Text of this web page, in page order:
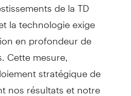
la technologie exige
en profondeur de
Cette mesure,
stratégique de
nos résultats et notre